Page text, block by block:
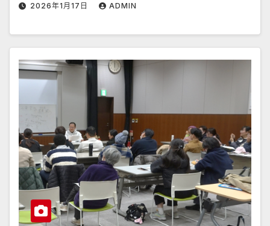
2026年1月17日 ADMIN